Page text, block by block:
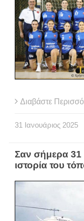
Διαβάστε
31 Ιανουάριος 2025
Σαν σήμερα 31
ιστορία του